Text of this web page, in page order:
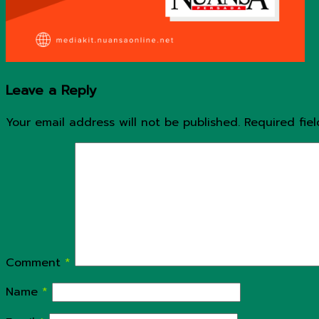
Leave a Reply
Your email address will not be published. Required
Comment *
Name *